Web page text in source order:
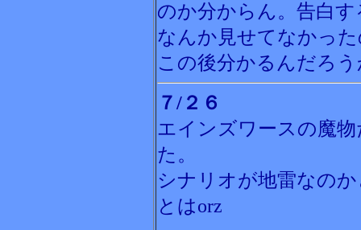
のか分からん。告白
なんか見せてなかっ
この後分かるんだろ
７/２６
エインズワースの魔
た。
シナリオが地雷なの
とはorz